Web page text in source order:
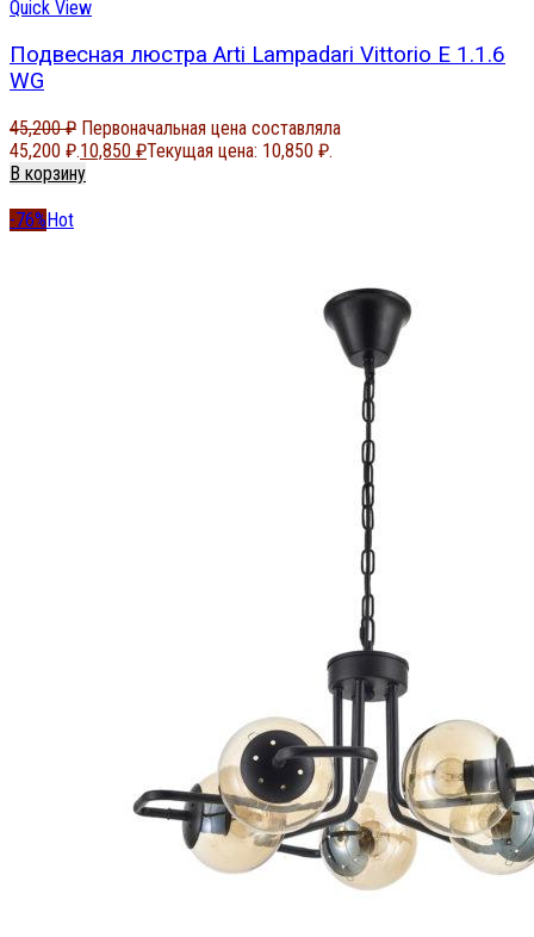
Quick View
Подвесная люстра Arti Lampadari Vittorio E 1.1.6
WG
45,200₽ Первоначальная цена составляла
45,200 ₽.10,850 ₽Текущая цена: 10,850 ₽.
В корзину
-76%Hot